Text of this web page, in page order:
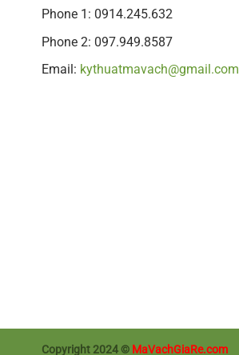
Phone 1: 0914.245.632
Phone 2: 097.949.8587
Email: kythuatmavach@gmail.com
Copyright 2024 © MaVachGiaRe.com